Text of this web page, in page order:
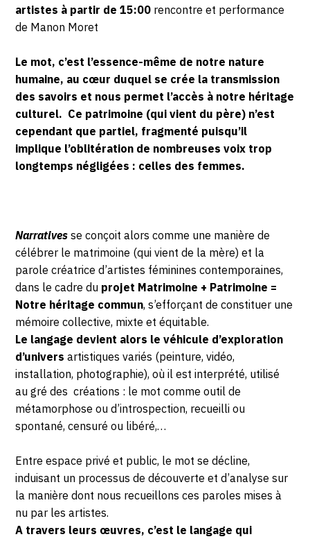
artistes à partir de 15:00 rencontre et performance
de Manon Moret
Le mot, c’est l’essence-même de notre nature
humaine, au cœur duquel se crée la transmission
des savoirs et nous permet l’accès à notre héritage
culturel. Ce patrimoine (qui vient du père) n’est
cependant que partiel, fragmenté puisqu’il
implique l’oblitération de nombreuses voix trop
longtemps négligées : celles des femmes.
Narratives se conçoit alors comme une manière de
célébrer le matrimoine (qui vient de la mère) et la
parole créatrice d’artistes féminines contemporaines,
dans le cadre du projet Matrimoine + Patrimoine =
Notre héritage commun, s’efforçant de constituer une
mémoire collective, mixte et équitable.
Le langage devient alors le véhicule d’exploration
d’universartistiques variés (peinture, vidéo,
installation, photographie), où il est interprété, utilisé
au gré des créations : le mot comme outil de
métamorphose ou d’introspection, recueilli ou
spontané, censuré ou libéré,…
Entre espace privé et public, le mot se décline,
induisant un processus de découverte et d’analyse sur
la manière dont nous recueillons ces paroles mises à
nu par les artistes.
A travers leurs œuvres, c’est le langage qui